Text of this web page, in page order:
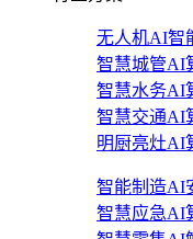
无人机AI智
智慧城管AI
智慧水务AI
智慧交通AI
明厨亮灶AI
智能制造AI
智慧应急AI